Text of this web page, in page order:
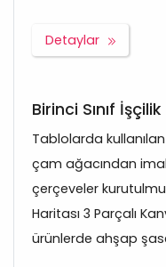
Detaylar
Birinci Sınıf İşçilik
Tablolarda
çam ağacından
çerçeveler
Haritası 3 Parçalı
ürünlerde ahşap